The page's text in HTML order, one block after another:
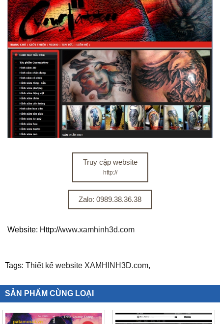
Truy cập website
http://
Zalo: 0989.38.36.38
Website: Http://www.xamhinh3d.com
Tags: Thiết kế website XAMHINH3D.com,
SẢN PHẨM CÙNG LOẠI